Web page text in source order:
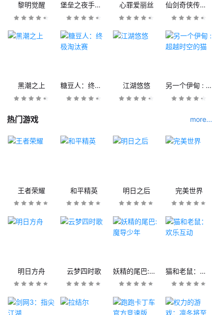
黎明觉醒 堡垒之夜手机版 心罪爱丽丝 仙剑奇侠传九野
黑潮之上 糖豆人：终极淘汰赛 江湖悠悠 另一个伊甸 : 超越时空的猫
热门游戏 more...
王者荣耀 和平精英 明日之后 完美世界
明日方舟 云梦四时歌 妖精的尾巴:魔导少年 猫和老鼠：欢乐互动